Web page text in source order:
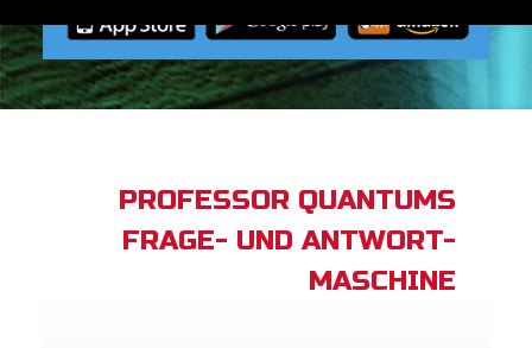
PROFESSOR QUANTUMS
FRAGE- UND ANTWORT-
MASCHINE